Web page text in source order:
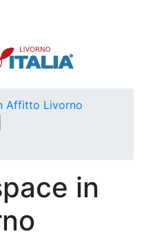
Affitto Livorno
in